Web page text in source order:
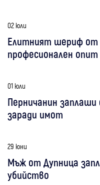
02 юли
Елитният шериф от
професионален
01 юли
Перничанин
заради имот
29 юни
Мъж от Дупница
убийство